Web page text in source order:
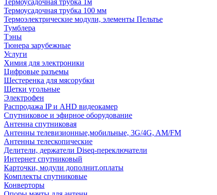
Термоусадочная трубка 1м
Термоусадочная трубка 100 мм
Термоэлектрические модули, элементы Пельтье
Тумблера
Тэны
Тюнера зарубежные
Услуги
Химия для электроники
Цифровые разъемы
Шестеренка для мясорубки
Щетки угольные
Электрофен
Распродажа IP и AHD видеокамер
Спутниковое и эфирное оборудование
Антенна спутниковая
Антенны телевизионные,мобильные, 3G/4G, AM/FM
Антенны телескопические
Делители, держатели Diseq-переключатели
Интернет спутниковый
Карточки, модули дополнит.оплаты
Комплекты спутниковые
Конверторы